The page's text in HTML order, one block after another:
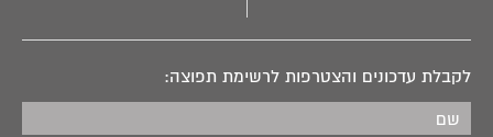
לקבלת עדכונים והצטרפות לרשימת תפוצה: